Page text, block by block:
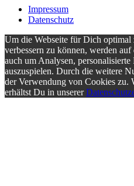
Impressum
Datenschutz
Um die Webseite für Dich optimal
verbessern zu können, werden
auch um Analysen,
auszuspielen. Durch die weitere
der Verwendung von Cookies zu.
erhältst Du in unserer